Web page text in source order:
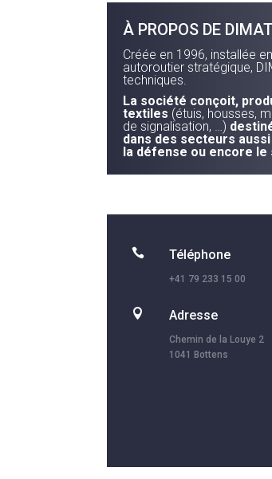
À PROPOS DE
Créée en 1996, installée
autoroutier stratégique,
techniques.
La société conçoit,
textiles (étuis, housses,
de signalisation, …)
dans des secteurs
la défense ou encore le
 Téléphone
+41 79 233 15 00
 Adresse
Chemin de la Louye 2
1041 Bottens